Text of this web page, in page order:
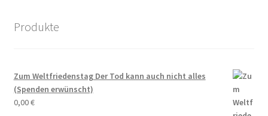
Ihre Wünsche und Anregungen
Erinnerungen
Produkte
Zum Weltfriedenstag Der Tod kann auch nicht alles
(Spenden erwünscht)
0,00€